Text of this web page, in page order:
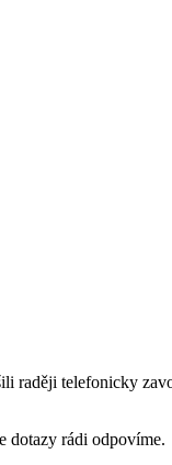
raději telefonicky
dotazy rádi odpovíme.